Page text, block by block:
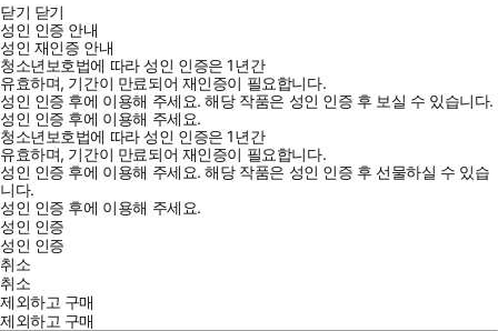
닫기 닫기
성인 인증 안내
성인 재인증 안내
청소년보호법에 따라 성인 인증은 1년간
유효하며, 기간이 만료되어 재인증이 필요합니다.
성인 인증 후에 이용해 주세요.해당 작품은 성인 인증 후 보실 수 있습니다.
성인 인증 후에 이용해 주세요.
청소년보호법에 따라 성인 인증은 1년간
유효하며, 기간이 만료되어 재인증이 필요합니다.
성인 인증 후에 이용해 주세요.해당 작품은 성인 인증 후 선물하실 수 있습
니다.
성인 인증 후에 이용해 주세요.
성인 인증
성인 인증
취소
취소
제외하고 구매
제외하고 구매